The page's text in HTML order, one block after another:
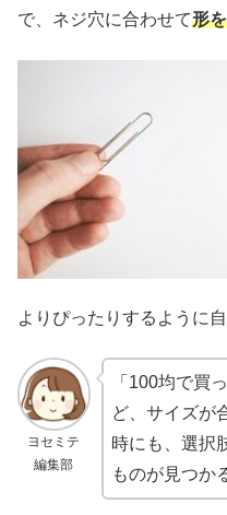
で、ネジ穴に合わせて形
よりぴったりするように
ヨセミテ
編集部
「100均で買
ど、サイズが
時にも、選択
ものが見つか